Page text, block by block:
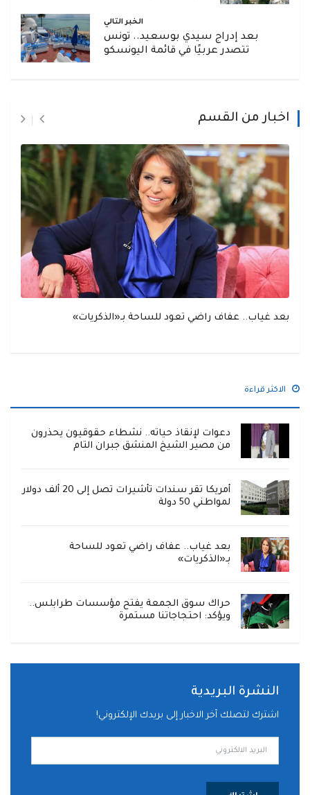
الخبر التالي
بعد إدراج سيدي بوسعيد.. تونس
تتصدر عربيًا في قائمة اليونسكو
اخبار من القسم
بعد غياب.. عفاف راضي تعود للساحة بـ«الذكريات»
الاكثر قراءة
دعوات لإنقاذ حياته.. نشطاء حقوقيون يحذرون
من مصير الشيخ المنشق جبران التام
أمريكا تقر سندات تأشيرات تصل إلى 20 ألف دولار
لمواطني 50 دولة
بعد غياب.. عفاف راضي تعود للساحة
بـ«الذكريات»
حراك سوق الجمعة يفتح مؤسسات طرابلس..
ويؤكد: احتجاجاتنا مستمرة
النشرة البريدية
اشترك لتصلك آخر الاخبار إلى بريدك الإلكتروني!